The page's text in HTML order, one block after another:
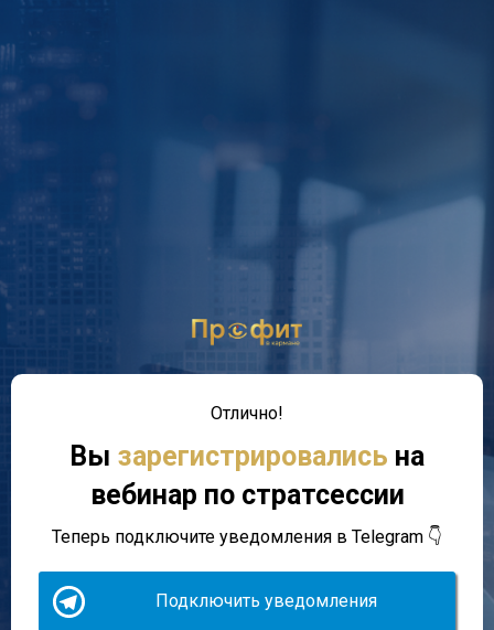
Отлично!
Вы зарегистрировались на
вебинар по стратсессии
Теперь подключите уведомления в Telegram 👇
Подключить уведомления